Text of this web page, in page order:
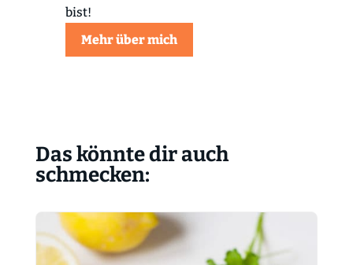
bist!
Mehr über mich
Das könnte dir auch
schmecken: